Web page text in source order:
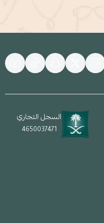
السجل التجاري
4650037471